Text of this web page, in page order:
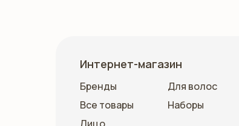
Интернет-магазин
Бренды
Все товары
Для волос
Наборы